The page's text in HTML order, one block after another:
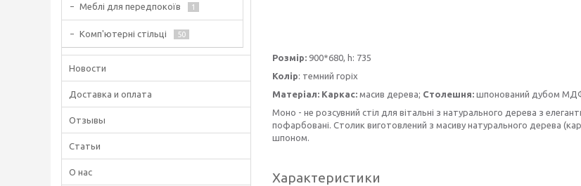
Розмір: 900*680, h: 735
Колір: темний горіх
Матеріал: Каркас: масив дерева; Столешня: шпонований дубом
Моно - не розсувний стіл для вітальні з натурального дерева з
пофарбовані. Столик виготовлений з масиву натурального дерева
шпоном.
Характеристики
Меблі для передпокоїв 1
Комп'ютерні стільці 50
Новости
Доставка и оплата
Отзывы
Статьи
О нас